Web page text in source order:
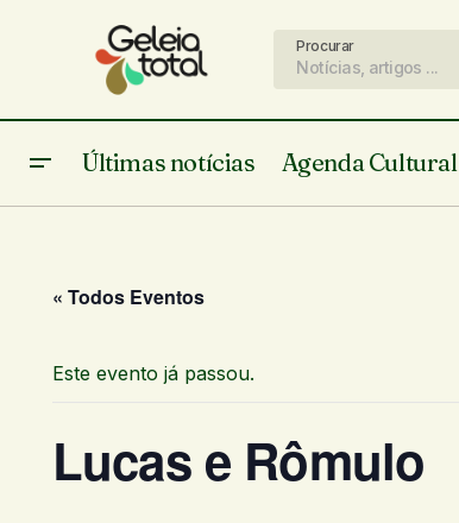
Procurar
Últimas notícias Agenda Cultural
« Todos Eventos
Este evento já passou.
Lucas e Rômulo